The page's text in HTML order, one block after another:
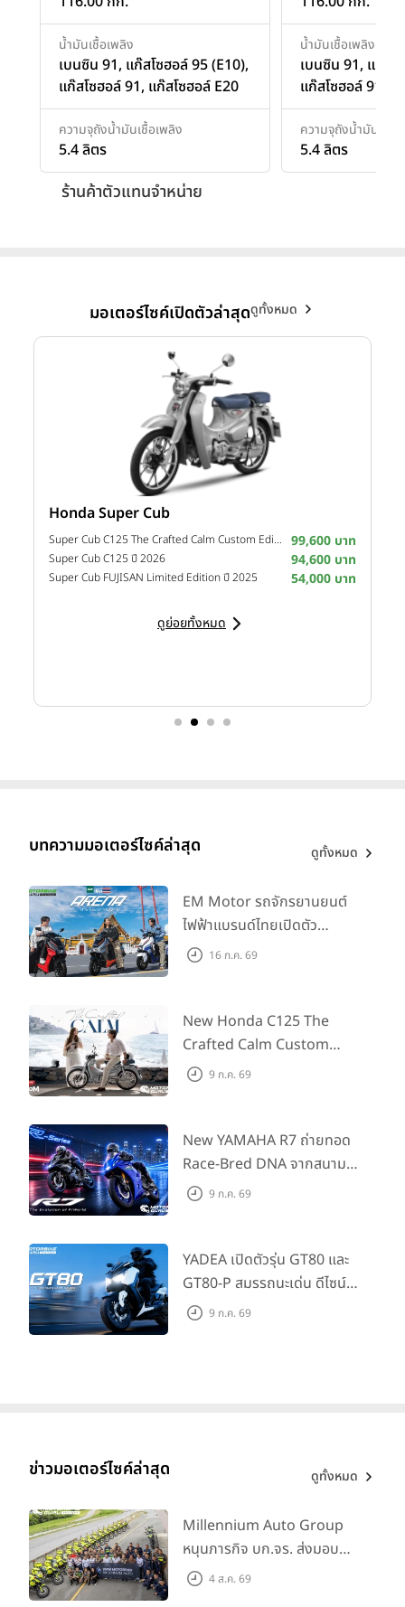
น้ำมันเชื้อเพลิง
เบนซิน 91, แก๊สโซฮอล์ 95 (E10),
แก๊สโซฮอล์ 91, แก๊สโซฮอล์ E20
ความจุถังน้ำมันเชื้อเพลิง
5.4 ลิตร
น้ำมันเชื้อเพลิง
เบนซิน 91, แก๊สโ
แก๊สโซฮอล์ 91, แ
ความจุถังน้ำมันเชื้อ
5.4 ลิตร
ร้านค้าตัวแทนจำหน่าย
มอเตอร์ไซค์เปิดตัวล่าสุดดูทั้งหมด
Honda Super Cub
Super Cub C125 The Crafted Calm Custom Edition ปี 2026 99,600 บาท
Super Cub C125 ปี 2026 94,600 บาท
Super Cub FUJISAN Limited Edition ปี 2025 54,000 บาท
ดูย่อยทั้งหมด
บทความมอเตอร์ไซค์ล่าสุด ดูทั้งหมด
EM Motor รถจักรยานยนต์
ไฟฟ้าแบรนด์ไทยเปิดตัว
ARENA ที่มาในราคาพิเศษ
555 คันแรกรับฟรี Adapter
Type2 ฟรี
16 ก.ค. 69
New Honda C125 The
Crafted Calm Custom
Edition ถ่ายทอดความคลาสสิ
House Flagship Store ทั่ว
ประเทศ
9 ก.ค. 69
New YAMAHA R7 ถ่ายทอด
Race-Bred DNA จากสนาม
แข่งสู่ซูเปอร์สปอร์ตคลาสกลาง
9 ก.ค. 69
YADEA เปิดตัวรุ่น GT80 และ
GT80-P สมรรถนะเด่น ดีไซน์หรู
ปลอดภัย ราคาเข้าถึงง่าย จด
9 ก.ค. 69
ข่าวมอเตอร์ไซค์ล่าสุด ดูทั้งหมด
Millennium Auto Group
หนุนภารกิจ บก.จร. ส่งมอบ
BMW R 1300 GS และ F 900
4 ส.ค. 69